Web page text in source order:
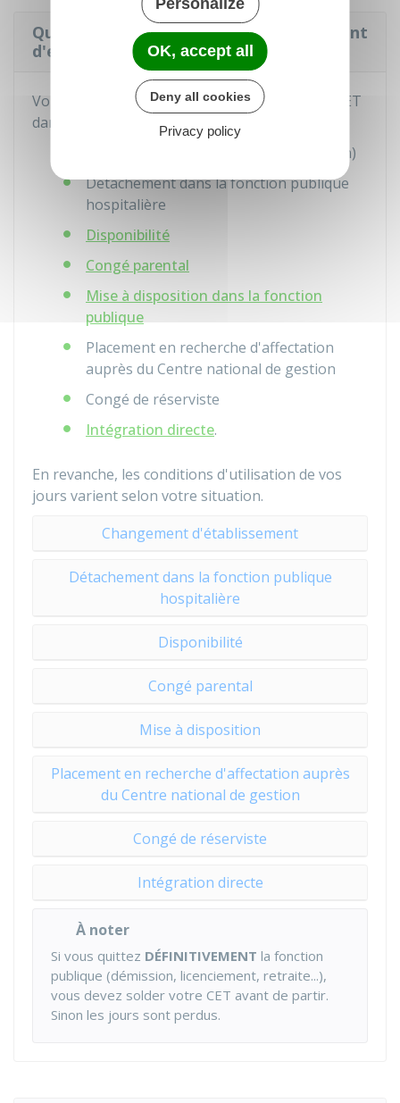
Que devient le CET en cas de changement
d'employeur ?
Vous conservez les jours épargnés sur votre CET
dans les cas suivants :
Changement d'établissement (mutation)
Détachement dans la fonction publique
hospitalière
Disponibilité
Congé parental
Mise à disposition dans la fonction
publique
Placement en recherche d'affectation
auprès du Centre national de gestion
Congé de réserviste
Intégration directe.
En revanche, les conditions d'utilisation de vos
jours varient selon votre situation.
Changement d'établissement
Détachement dans la fonction publique
hospitalière
Disponibilité
Congé parental
Mise à disposition
Placement en recherche d'affectation auprès
du Centre national de gestion
Congé de réserviste
Intégration directe
À noter
Si vous quittez DÉFINITIVEMENT la fonction
publique (démission, licenciement, retraite...),
vous devez solder votre CET avant de partir.
Sinon les jours sont perdus.
OK, accept all
Deny all cookies
Privacy policy